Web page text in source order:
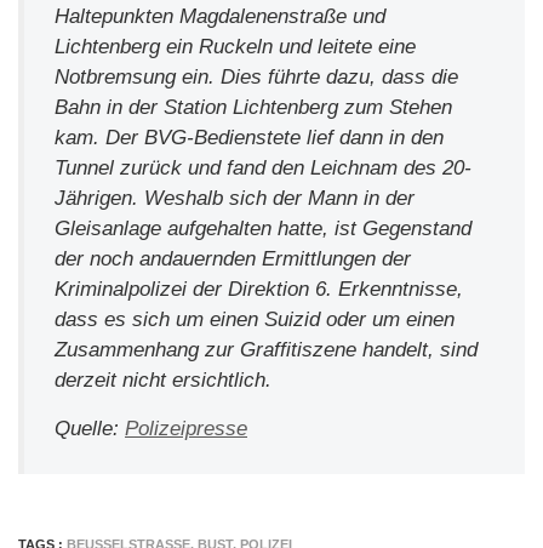
Haltepunkten Magdalenenstraße und
Lichtenberg ein Ruckeln und leitete eine
Notbremsung ein. Dies führte dazu, dass die
Bahn in der Station Lichtenberg zum Stehen
kam. Der BVG-Bedienstete lief dann in den
Tunnel zurück und fand den Leichnam des 20-
Jährigen. Weshalb sich der Mann in der
Gleisanlage aufgehalten hatte, ist Gegenstand
der noch andauernden Ermittlungen der
Kriminalpolizei der Direktion 6. Erkenntnisse,
dass es sich um einen Suizid oder um einen
Zusammenhang zur Graffitiszene handelt, sind
derzeit nicht ersichtlich.
Quelle: Polizeipresse
TAGS : BEUSSELSTRASSE , BUST, POLIZEI